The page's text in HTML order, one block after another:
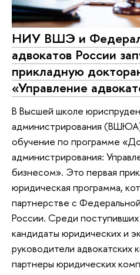
НИУ ВШЭ и
адвокатов России
прикладную
«Управление
В Высшей школе
администрирования
обучение по программе
администрирования:
бизнесом». Это первая
юридическая программа,
партнерстве с
России. Среди
кандидаты юридических и
руководители адвокатских
партнеры юридических